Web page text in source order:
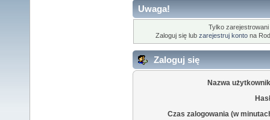
Uwaga!
Tylko
Zaloguj się lub zarejestruj konto na
Zaloguj się
Nazwa
Czas zalogowania (w